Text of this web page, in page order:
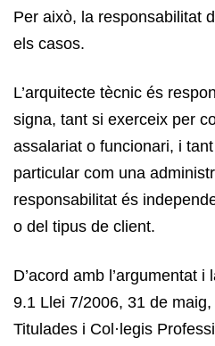
Per això, la responsabilitat
els casos.
L’arquitecte tècnic és
signa, tant si exerceix per
assalariat o funcionari, i
particular com una
responsabilitat és
o del tipus de client.
D’acord amb l’argumentat
9.1 Llei 7/2006, 31 de
Titulades i Col·legis